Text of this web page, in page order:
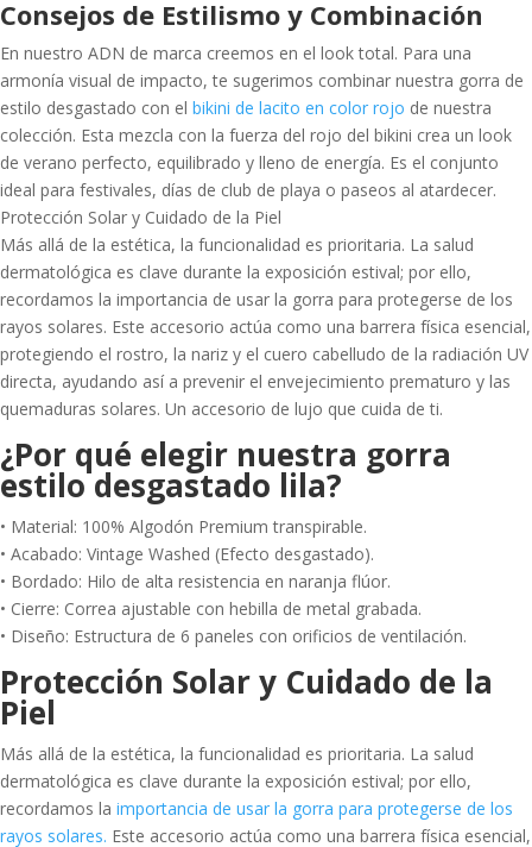
Consejos de Estilismo y Combinación
En nuestro ADN de marca creemos en el look total. Para una
armonía visual de impacto, te sugerimos combinar nuestra gorra de
estilo desgastado con el bikini de lacito en color rojo de nuestra
colección. Esta mezcla con la fuerza del rojo del bikini crea un look
de verano perfecto, equilibrado y lleno de energía. Es el conjunto
ideal para festivales, días de club de playa o paseos al atardecer.
Protección Solar y Cuidado de la Piel
Más allá de la estética, la funcionalidad es prioritaria. La salud
dermatológica es clave durante la exposición estival; por ello,
recordamos la importancia de usar la gorra para protegerse de los
rayos solares. Este accesorio actúa como una barrera física esencial,
protegiendo el rostro, la nariz y el cuero cabelludo de la radiación UV
directa, ayudando así a prevenir el envejecimiento prematuro y las
quemaduras solares. Un accesorio de lujo que cuida de ti.
¿Por qué elegir nuestra gorra
estilo desgastado lila?
• Material: 100% Algodón Premium transpirable.
• Acabado: Vintage Washed (Efecto desgastado).
• Bordado: Hilo de alta resistencia en naranja flúor.
• Cierre: Correa ajustable con hebilla de metal grabada.
• Diseño: Estructura de 6 paneles con orificios de ventilación.
Protección Solar y Cuidado de la
Piel
Más allá de la estética, la funcionalidad es prioritaria. La salud
dermatológica es clave durante la exposición estival; por ello,
recordamos la importancia de usar la gorra para protegerse de los
rayos solares. Este accesorio actúa como una barrera física esencial,